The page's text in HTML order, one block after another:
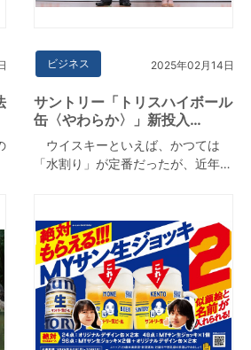
ビジネス 2025年02月14日
サントリー「トリスハイボール
缶〈やわらか〉」新投入…
ウイスキーといえば、かつては
「水割り」が定番だったが、近年…